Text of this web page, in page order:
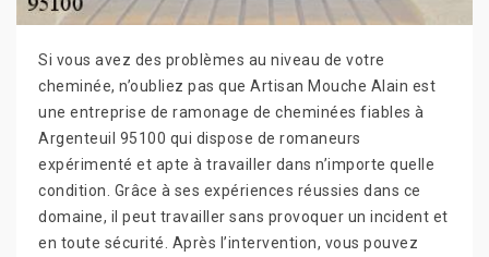
Si vous avez des problèmes au niveau de votre
cheminée, n’oubliez pas que Artisan Mouche Alain est
une entreprise de ramonage de cheminées fiables à
Argenteuil 95100 qui dispose de romaneurs
expérimenté et apte à travailler dans n’importe quelle
condition. Grâce à ses expériences réussies dans ce
domaine, il peut travailler sans provoquer un incident et
en toute sécurité. Après l’intervention, vous pouvez